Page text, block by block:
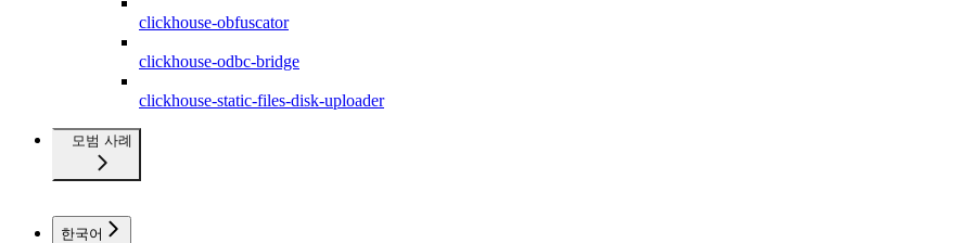
clickhouse-obfuscator
clickhouse-odbc-bridge
clickhouse-static-files-disk-uploader
모범 사례
한국어